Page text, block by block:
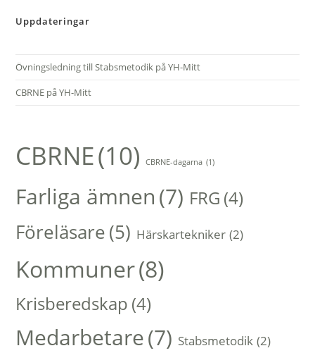
Uppdateringar
Övningsledning till Stabsmetodik på YH-Mitt
CBRNE på YH-Mitt
CBRNE(10) CBRNE-dagarna (1)
Farliga ämnen(7) FRG (4)
Föreläsare(5) Härskartekniker (2)
Kommuner(8)
Krisberedskap (4)
Medarbetare(7) Stabsmetodik (2)